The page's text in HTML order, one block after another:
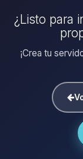
¿Listo para
¡Crea tu